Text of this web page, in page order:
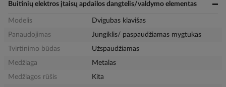
Buitinių elektros įtaisų apdailos dangtelis/valdymo elementas
Modelis
Dvigubas klavišas
Panaudojimas
Jungiklis/ paspaudžiamas mygtukas
Tvirtinimo būdas
Užspaudžiamas
Medžiaga
Metalas
Medžiagos rūšis
Kita